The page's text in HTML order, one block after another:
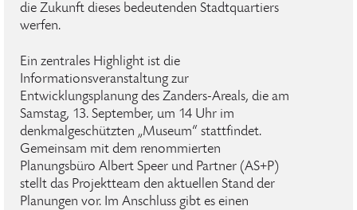
die Zukunft dieses bedeutenden Stadtquartiers
werfen.
Ein zentrales Highlight ist die
Informationsveranstaltung zur
Entwicklungsplanung des Zanders-Areals, die am
Samstag, 13. September, um 14 Uhr im
denkmalgeschützten „Museum“ stattfindet.
Gemeinsam mit dem renommierten
Planungsbüro Albert Speer und Partner (AS+P)
stellt das Projektteam den aktuellen Stand der
Planungen vor. Im Anschluss gibt es einen